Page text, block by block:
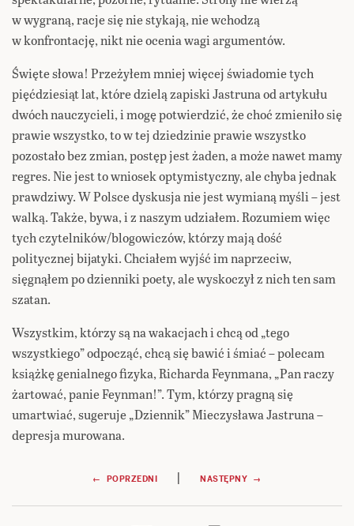
w wygraną, racje się nie stykają, nie wchodzą
w konfrontację, nikt nie ocenia wagi argumentów.
Święte słowa! Przeżyłem mniej więcej świadomie tych
pięćdziesiąt lat, które dzielą zapiski Jastruna od artykułu
dwóch nauczycieli, i mogę potwierdzić, że choć zmieniło się
prawie wszystko, to w tej dziedzinie prawie wszystko
pozostało bez zmian, postęp jest żaden, a może nawet mamy
regres. Nie jest to wniosek optymistyczny, ale chyba jednak
prawdziwy. W Polsce dyskusja nie jest wymianą myśli – jest
walką. Także, bywa, i z naszym udziałem. Rozumiem więc
tych czytelników/blogowiczów, którzy mają dość
politycznej bijatyki. Chciałem wyjść im naprzeciw,
sięgnąłem po dzienniki poety, ale wyskoczył z nich ten sam
szatan.
Wszystkim, którzy są na wakacjach i chcą od „tego
wszystkiego” odpocząć, chcą się bawić i śmiać – polecam
książkę genialnego fizyka, Richarda Feynmana, „Pan raczy
żartować, panie Feynman!”. Tym, którzy pragną się
umartwiać, sugeruje „Dziennik” Mieczysława Jastruna –
depresja murowana.
Nawigacja
wpisu
← POPRZEDNI | NASTĘPNY →